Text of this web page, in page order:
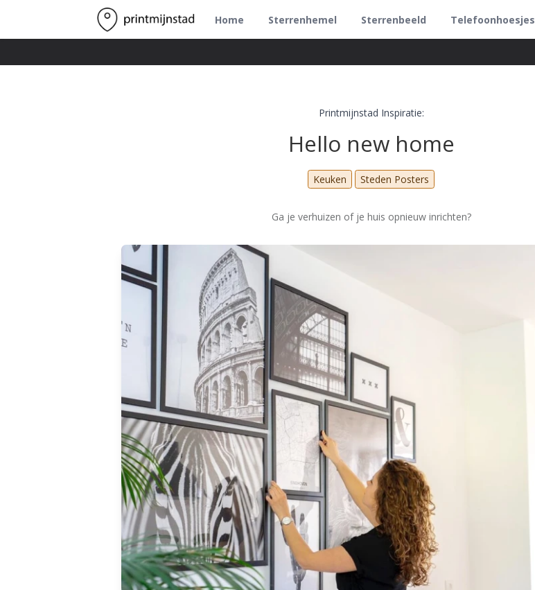
Home Sterrenhemel Sterrenbeeld Telefoonhoesjes
Printmijnstad Inspiratie:
Hello new home
Keuken Steden Posters
Ga je verhuizen of je huis opnieuw inrichten?